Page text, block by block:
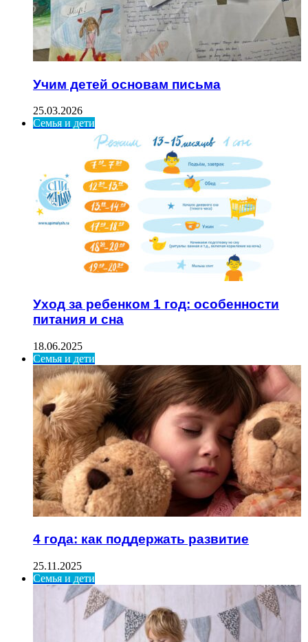
Учим детей основам письма
25.03.2026
Семья и дети
Уход за ребенком 1 год: особенности
питания и сна
18.06.2025
Семья и дети
4 года: как поддержать развитие
25.11.2025
Семья и дети